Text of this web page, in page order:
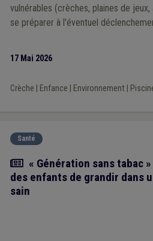
vulnérables (crèches, plaines de
se préparer à l'éventuel
17 Mai 2026
Crèche Enfance Environnement|
Santé
Article
« Génération sans tabac
des enfants de grandir dans
sain